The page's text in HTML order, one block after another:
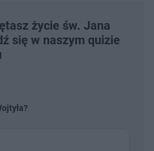
życie św. Jana
się w naszym quizie